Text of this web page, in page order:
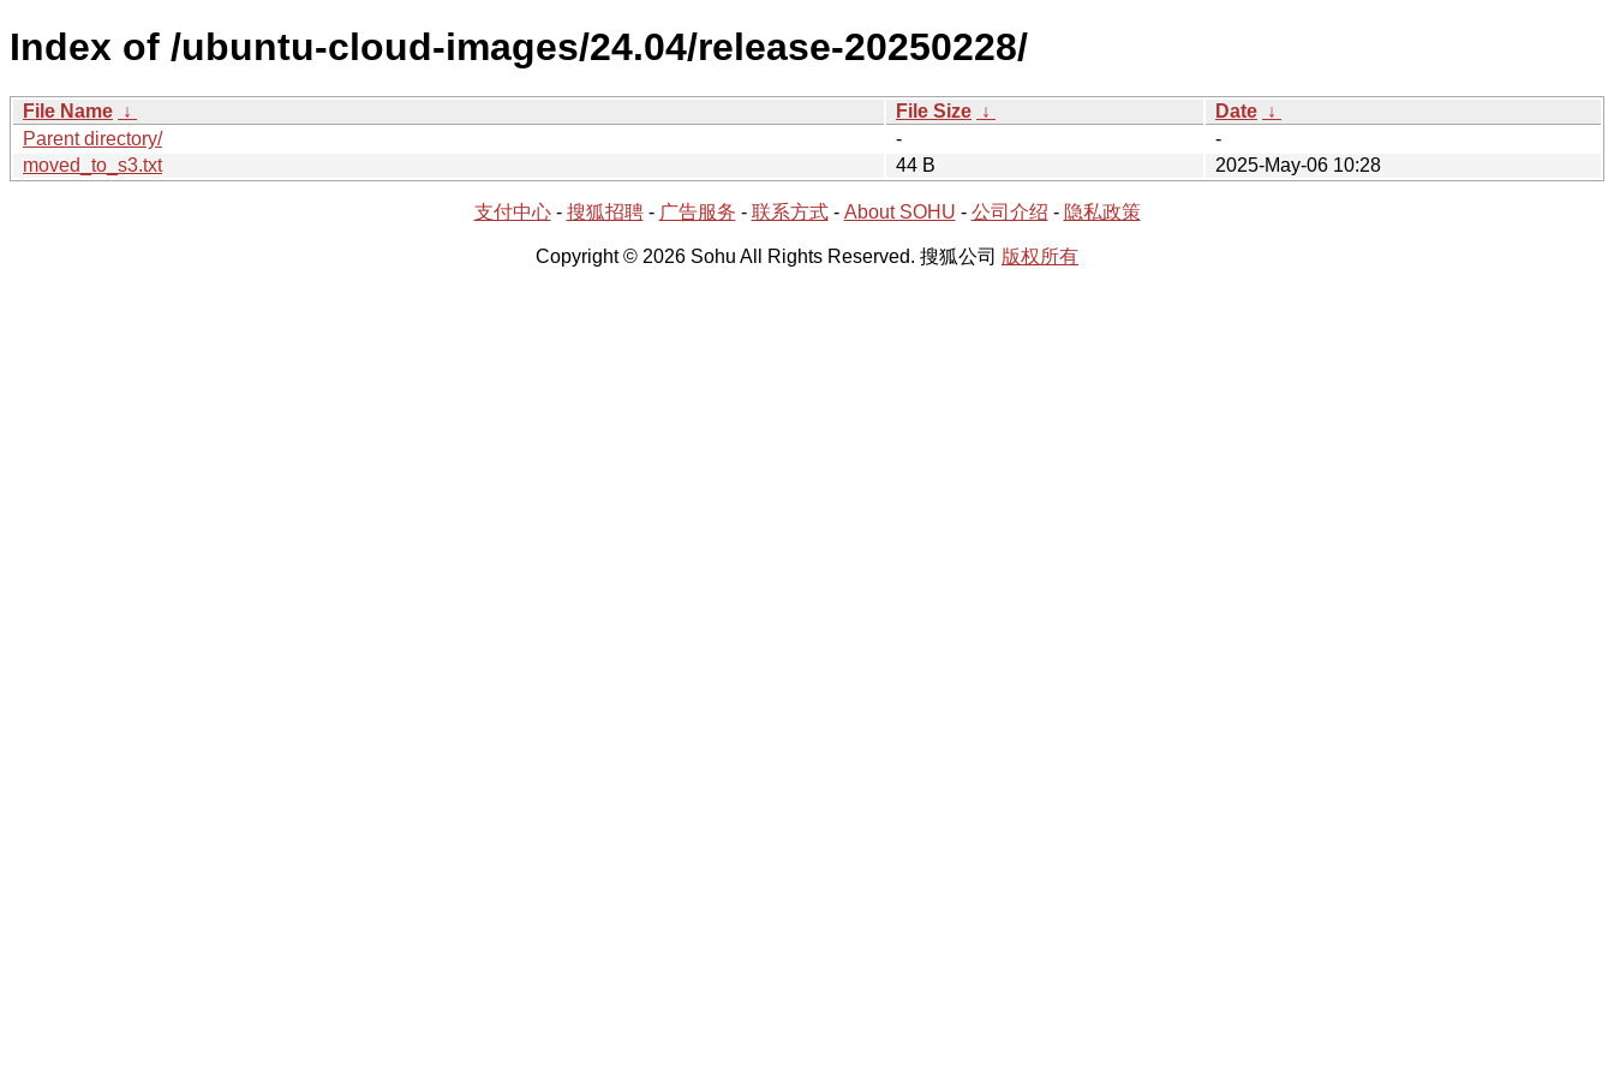
Index of /ubuntu-cloud-images/24.04/release-20250228/
File Name ↓ File Size ↓ Date ↓
Parent directory/
-
-
moved_to_s3.txt
44 B 2025-May-06 10:28
支付中心- 搜狐招聘- 广告服务 - 联系方式- About SOHU - 公司介绍 - 隐私政策
Copyright © 2026 Sohu All Rights Reserved. 搜狐公司 版权所有